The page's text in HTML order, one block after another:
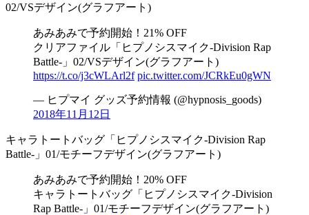
02/VSデザイン(グラフアート)
あみあみで予約開始！21% OFF
クリアファイル「ヒプノシスマイク-Division Rap
Battle-」02/VSデザイン(グラフアート)
https://t.co/j3cWLArl2f pic.twitter.com/JCRkEu0gWN
— ヒプマイ グッズ予約情報 (@hypnosis_goods)
2018年11月12日
キャラトートバッグ「ヒプノシスマイク-Division Rap
Battle-」01/モチーフデザイン(グラフアート)
あみあみで予約開始！20% OFF
キャラトートバッグ「ヒプノシスマイク-Division
Rap Battle-」01/モチーフデザイン(グラフアート)